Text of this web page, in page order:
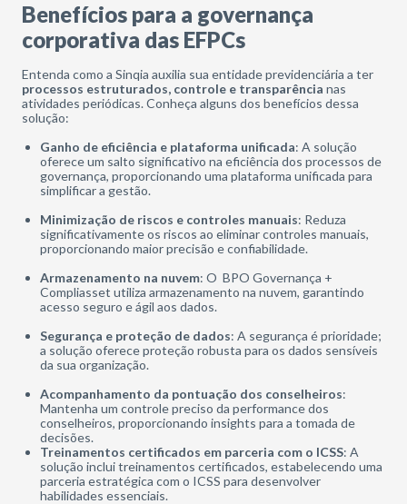
Benefícios para a governança
corporativa das EFPCs
Entenda como a Sinqia auxilia sua entidade previdenciária a ter
processos estruturados, controle e transparência nas
atividades periódicas.Conheça alguns dos benefícios dessa
solução:
Ganho de eficiência e plataforma unificada: A solução
oferece um salto significativo na eficiência dos processos de
governança, proporcionando uma plataforma unificada para
simplificar a gestão.
Minimização de riscos e controles manuais: Reduza
significativamente os riscos ao eliminar controles manuais,
proporcionando maior precisão e confiabilidade.
Armazenamento na nuvem: O BPO Governança +
Compliasset utiliza armazenamento na nuvem, garantindo
acesso seguro e ágil aos dados.
Segurança e proteção de dados: A segurança é prioridade;
a solução oferece proteção robusta para os dados sensíveis
da sua organização.
Acompanhamento da pontuação dos conselheiros:
Mantenha um controle preciso da performance dos
conselheiros, proporcionando insights para a tomada de
decisões.
Treinamentos certificados em parceria com o ICSS: A
solução inclui treinamentos certificados, estabelecendo uma
parceria estratégica com o ICSS para desenvolver
habilidades essenciais.